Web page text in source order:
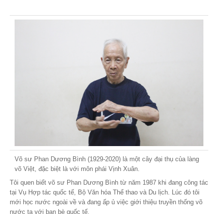
Truyền thông
Võ sư Phan Dương Bình (1929-2020) là một cây đại thụ của làng
võ Việt, đặc biệt là với môn phái Vịnh Xuân.
Tôi quen biết võ sư Phan Dương Bình từ năm 1987 khi đang công tác
tại Vụ Hợp tác quốc tế, Bộ Văn hóa Thể thao và Du lịch. Lúc đó tôi
mới học nước ngoài về và đang ấp ủ việc giới thiệu truyền thống võ
nước ta với bạn bè quốc tế.